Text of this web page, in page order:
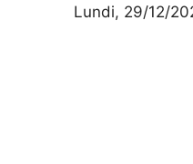
Lundi, 29/12/